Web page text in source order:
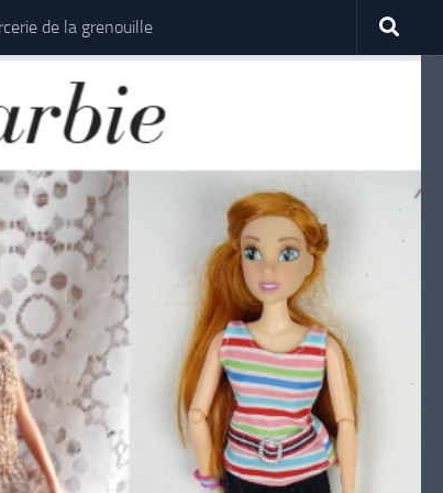
de la grenouille